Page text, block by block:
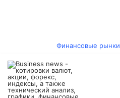
Финансовые рынки